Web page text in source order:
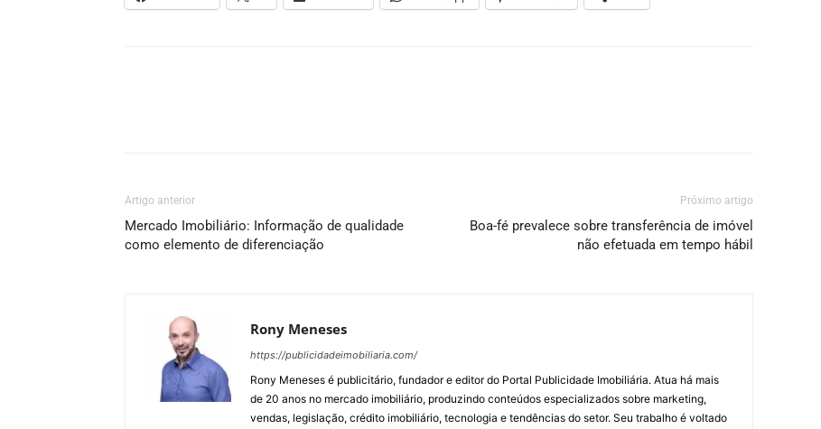
Artigo anterior
Mercado Imobiliário: Informação de qualidade
como elemento de diferenciação
Próximo artigo
Boa-fé prevalece sobre transferência de imóvel
não efetuada em tempo hábil
Rony Meneses
https://publicidadeimobiliaria.com/
Rony Meneses é publicitário, fundador e editor do Portal Publicidade Imobiliária. Atua há mais
de 20 anos no mercado imobiliário, produzindo conteúdos especializados sobre marketing,
vendas, legislação, crédito imobiliário, tecnologia e tendências do setor. Seu trabalho é voltado